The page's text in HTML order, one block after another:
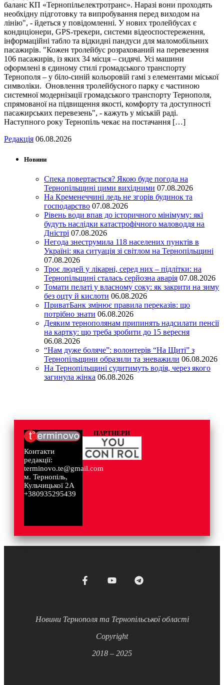
баланс КП «Тернопільелектротранс». Наразі вони проходять
необхідну підготовку та випробування перед виходом на
лінію", - йдеться у повідомленні. У нових тролейбусах є
кондиціонери, GPS-трекери, системи відеоспостереження,
інформаційні табло та відкидні пандуси для маломобільних
пасажирів. "Кожен тролейбус розрахований на перевезення
106 пасажирів, із яких 34 місця – сидячі. Усі машини
оформлені в єдиному стилі громадського транспорту
Тернополя – у біло-синій кольоровій гамі з елементами міської
символіки. Оновлення тролейбусного парку є частиною
системної модернізації громадського транспорту Тернополя,
спрямованої на підвищення якості, комфорту та доступності
пасажирських перевезень", - кажуть у міській раді.
Наступного року Тернопіль чекає на постачання […]
Редакція 06.08.2026
Новини
Спека повертається? Якою буде погода на
Тернопільщині цими вихідними 07.08.2026
На Кременеччині ледь не згорів будинок та
господарство 07.08.2026
Рівень води впав до історичного мінімуму: які
будуть наслідки катастрофічного маловоддя на
Дністрі 07.08.2026
Негода знеструмила 118 населених пунктів в
Україні: яка ситуація зі світлом на Тернопільщині
07.08.2026
Троє людей у лікарні, серед них – підлітки: на
Тернопільщині сталась серйозна аварія 07.08.2026
Томати пелаті у власному соку: як закрити на зиму
без оцту й кислоти 06.08.2026
ПриватБанк змінює правила переказів: що
потрібно знати 06.08.2026
Деяким тернополянам припинять надсилати пенсії
на картку: що треба зробити до 15 вересня
06.08.2026
“Нам дуже боляче”: волонтерів “На Щиті” з
Тернопільщини образили та зневажили 06.08.2026
На Тернопільщині судитимуть водія, через якого
загинула жінка 06.08.2026
Контакти
редакції:
terminovo.te@gmail.com
м. Тернопіль,
Кульчицької 2А
+380935295439
ПАРТНЕРИ
Новини Тернополя та Тернопільської області
Copyright
2018 – 2025